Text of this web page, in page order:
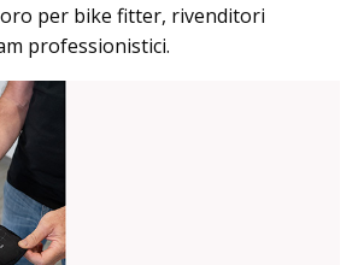
per bike fitter, rivenditori
professionistici.